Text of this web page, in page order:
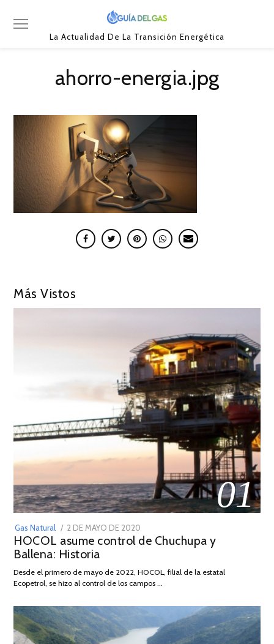
La Actualidad De La Transición Energética
ahorro-energia.jpg
Más Vistos
01
Gas Natural
POSTED
ON
2 DE MAYO DE 2020
DE
2026
HOCOL asume control de Chuchupa y
Ballena: Historia
Desde el primero de mayo de 2022, HOCOL, filial de la estatal
Ecopetrol, se hizo al control de los campos …